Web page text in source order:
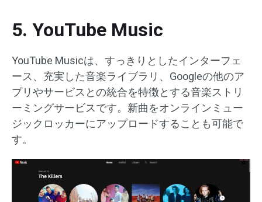
5. YouTube Music
YouTube Musicは、すっきりとしたインターフェ
ース、充実した音楽ライブラリ、Googleの他のア
プリやサービスとの統合を特徴とする音楽ストリ
ーミングサービスです。新曲をオンラインミュー
ジックロッカーにアップロードすることも可能で
す。